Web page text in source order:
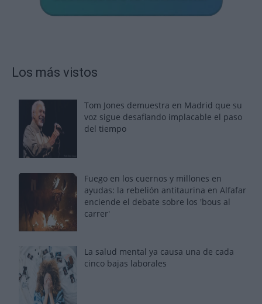
Los más vistos
Tom Jones demuestra en Madrid que su
voz sigue desafiando implacable el paso
del tiempo
Fuego en los cuernos y millones en
ayudas: la rebelión antitaurina en Alfafar
enciende el debate sobre los 'bous al
carrer'
La salud mental ya causa una de cada
cinco bajas laborales